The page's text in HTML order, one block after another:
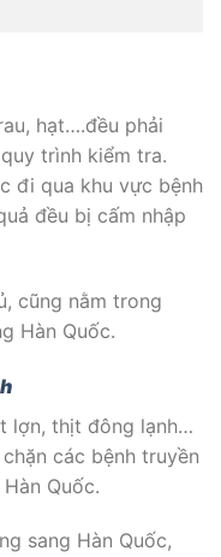
hạt….đều phải
trình kiểm tra.
đi qua khu vực bệnh
đều bị cấm nhập
cũng nằm trong
Hàn Quốc.
lợn, thịt đông lạnh…
các bệnh truyền
Quốc.
sang Hàn Quốc,